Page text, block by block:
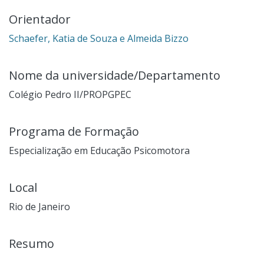
Orientador
Schaefer, Katia de Souza e Almeida Bizzo
Nome da universidade/Departamento
Colégio Pedro II/PROPGPEC
Programa de Formação
Especialização em Educação Psicomotora
Local
Rio de Janeiro
Resumo